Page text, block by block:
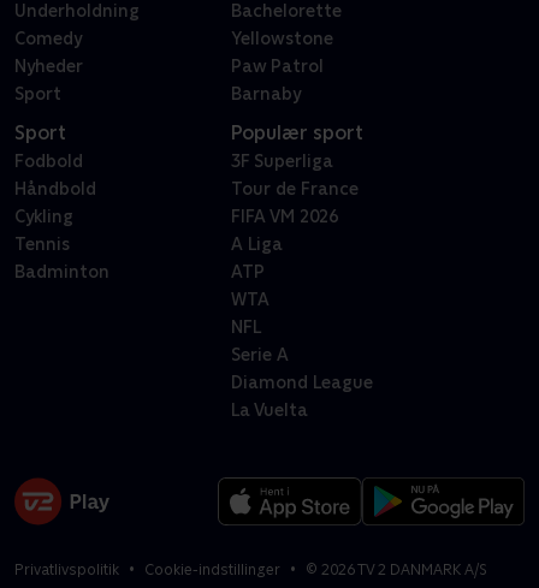
Underholdning
Comedy
Nyheder
Sport
Bachelorette
Yellowstone
Paw Patrol
Barnaby
Sport
Fodbold
Håndbold
Cykling
Tennis
Badminton
Populær sport
3F Superliga
Tour de France
FIFA VM 2026
A Liga
ATP
WTA
NFL
Serie A
Diamond League
La Vuelta
Privatlivspolitik Cookie-indstillinger © 2026TV 2 DANMARK A/S